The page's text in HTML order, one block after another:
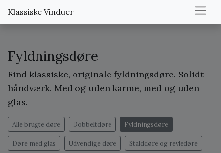
Klassiske Vinduer
Fyldningsdøre
Find klassiske, originale fyldningsdøre. Solidt
håndværk. Med og uden karme, med og uden
glas.
Alle brugte døre Dobbeltdøre Fyldningsdøre
Døre med glas Udvendige døre Stalddøre og revledøre